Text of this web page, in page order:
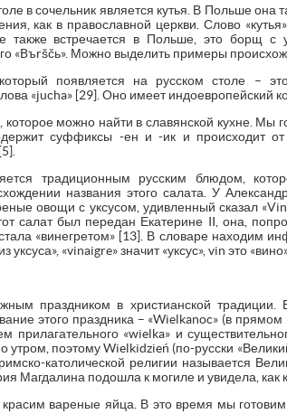
в сочельник является кутья. В Польше она
как в православной церкви. Слово
также встречается в Польше, это борщ
«Bъrščь». Можно выделить примеры
появляется на русском столе –
«jucha» [29]. Оно имеет индоевропейский
можно найти в славянской кухне. Мы
суффиксы -ен и -ик и происходит от
традиционным русским блюдом,
названия этого салата. У
овощи с уксусом, удивленный сказал
салат был передан Екатерине II, она,
«винегретом» [13]. В словаре находим
уксуса», «vinaigre» значит «уксус», vin это
праздником в христианской
этого праздника – «Wielkanoc» (в
прилагательного «wielka» и
утром, поэтому Wielkidzień (по-русски
католической религии называется
Магдалина подошла к могиле и увидела, как
вареные яйца. В это время мы